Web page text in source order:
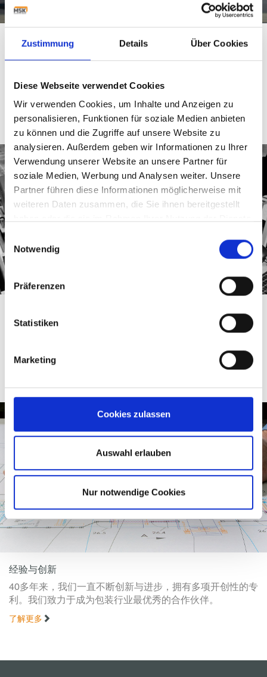
Zustimmung Details Über Cookies
Diese Webseite verwendet Cookies
Wir verwenden Cookies, um Inhalte und Anzeigen zu
personalisieren, Funktionen für soziale Medien anbieten
zu können und die Zugriffe auf unsere Website zu
analysieren. Außerdem geben wir Informationen zu Ihrer
Verwendung unserer Website an unsere Partner für
soziale Medien, Werbung und Analysen weiter. Unsere
Partner führen diese Informationen möglicherweise mit
weiteren Daten zusammen, die Sie ihnen bereitgestellt
Einwilligungsauswahl
Notwendig
Präferenzen
Statistiken
Marketing
Cookies zulassen
Auswahl erlauben
Nur notwendige Cookies
服务
MSK随时为您提供服务，确保设备安全可靠运行。我们的
为您服务。
了解更多
利用3D 动画和影像技术，MSK EMSY系统可提供一个直观
了解更多
经验与创新
40多年来，我们一直不断创新与进步，拥有多项开创性的专
利。我们致力于成为包装行业最优秀的合作伙伴。
了解更多